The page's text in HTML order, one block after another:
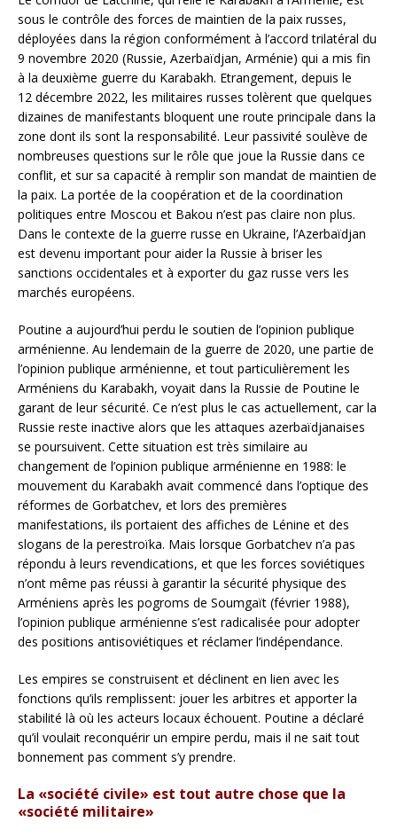
sous le contrôle des forces de maintien de la paix russes,
déployées dans la région conformément à l’accord trilatéral du
9 novembre 2020 (Russie, Azerbaïdjan, Arménie) qui a mis fin
à la deuxième guerre du Karabakh. Etrangement, depuis le
12 décembre 2022, les militaires russes tolèrent que quelques
dizaines de manifestants bloquent une route principale dans la
zone dont ils sont la responsabilité. Leur passivité soulève de
nombreuses questions sur le rôle que joue la Russie dans ce
conflit, et sur sa capacité à remplir son mandat de maintien de
la paix. La portée de la coopération et de la coordination
politiques entre Moscou et Bakou n’est pas claire non plus.
Dans le contexte de la guerre russe en Ukraine, l’Azerbaïdjan
est devenu important pour aider la Russie à briser les
sanctions occidentales et à exporter du gaz russe vers les
marchés européens.
Poutine a aujourd’hui perdu le soutien de l’opinion publique
arménienne. Au lendemain de la guerre de 2020, une partie de
l’opinion publique arménienne, et tout particulièrement les
Arméniens du Karabakh, voyait dans la Russie de Poutine le
garant de leur sécurité. Ce n’est plus le cas actuellement, car la
Russie reste inactive alors que les attaques azerbaïdjanaises
se poursuivent. Cette situation est très similaire au
changement de l’opinion publique arménienne en 1988: le
mouvement du Karabakh avait commencé dans l’optique des
réformes de Gorbatchev, et lors des premières
manifestations, ils portaient des affiches de Lénine et des
slogans de la perestroïka. Mais lorsque Gorbatchev n’a pas
répondu à leurs revendications, et que les forces soviétiques
n’ont même pas réussi à garantir la sécurité physique des
Arméniens après les pogroms de Soumgaït (février 1988),
l’opinion publique arménienne s’est radicalisée pour adopter
des positions antisoviétiques et réclamer l’indépendance.
Les empires se construisent et déclinent en lien avec les
fonctions qu’ils remplissent: jouer les arbitres et apporter la
stabilité là où les acteurs locaux échouent. Poutine a déclaré
qu’il voulait reconquérir un empire perdu, mais il ne sait tout
bonnement pas comment s’y prendre.
La «société civile» est tout autre chose que la
«société militaire»